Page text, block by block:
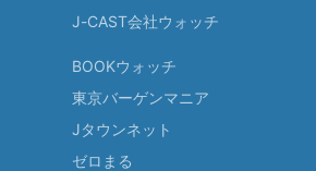
J-CAST会社ウォッチ
BOOKウォッチ
東京バーゲンマニア
Jタウンネット
ゼロまる